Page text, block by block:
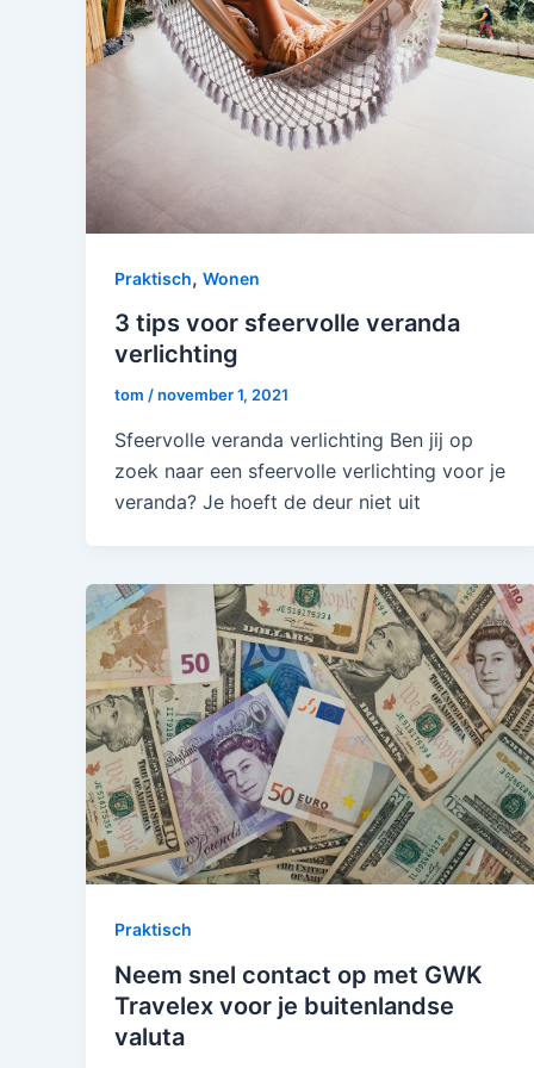
Praktisch, Wonen
3 tips voor sfeervolle veranda
verlichting
tom /november 1, 2021
Sfeervolle veranda verlichting Ben jij op
zoek naar een sfeervolle verlichting voor je
veranda? Je hoeft de deur niet uit
Praktisch
Neem snel contact op met GWK
Travelex voor je buitenlandse
valuta